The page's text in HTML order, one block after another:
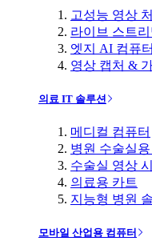
고성능 영상
라이브 스트
엣지 AI 컴퓨터
영상 캡처 &
의료 IT 솔루션
메디컬 컴퓨터
병원 수술실용
수술실 영상
의료용 카트
지능형 병원
모바일 산업용 컴퓨터